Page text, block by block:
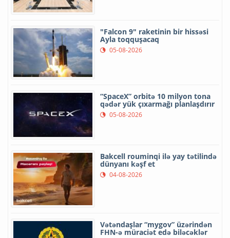
"Falcon 9" raketinin bir hissəsi
Ayla toqquşacaq
05-08-2026
“SpaceX” orbitə 10 milyon tona
qədər yük çıxarmağı planlaşdırır
05-08-2026
Bakcell rouminqi ilə yay tətilində
dünyanı kəşf et
04-08-2026
Vətəndaşlar “mygov” üzərindən
FHN-ə müraciət edə biləcəklər